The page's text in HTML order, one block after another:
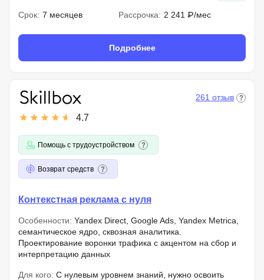
Срок: 7 месяцев Рассрочка: 2 241 ₽/мес
Подробнее
4.7
261 отзыв
Помощь с трудоустройством
Возврат средств
Контекстная реклама с нуля
Особенности: Yandex Direct, Google Ads, Yandex Metrica,
семантическое ядро, сквозная аналитика.
Проектирование воронки трафика с акцентом на сбор и
интерпретацию данных
Для кого: С нулевым уровнем знаний, нужно освоить